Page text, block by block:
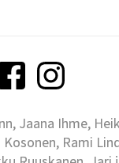
Jaana Ihme,
Rami